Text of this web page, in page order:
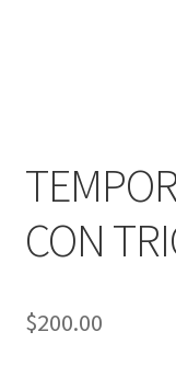
CON
$200.00